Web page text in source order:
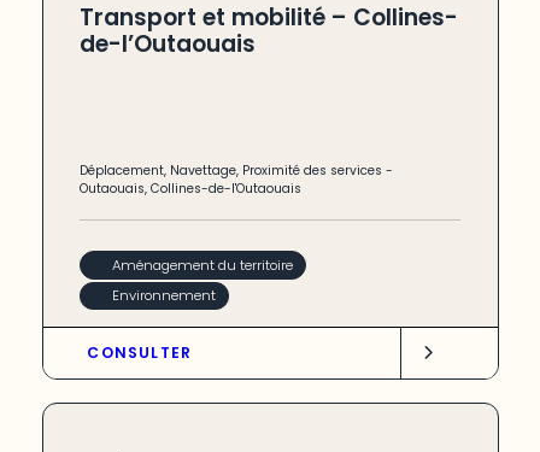
Transport et mobilité – Collines-
de-l’Outaouais
Déplacement, Navettage, Proximité des services -
Outaouais,Collines-de-l'Outaouais
Aménagement du territoire
Environnement
CONSULTER